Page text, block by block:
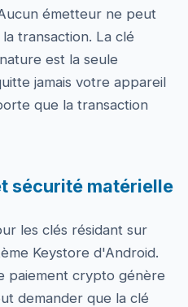
émetteur ne peut
transaction. La clé
est la seule
jamais votre appareil
que la transaction
sécurité matérielle
les clés résidant sur
Keystore d'Android.
paiement crypto génère
demander que la clé